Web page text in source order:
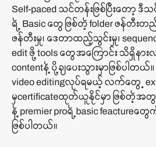
Self-paced သင်တန်းဖြစ်ပြီးတော့ ဒီသ
ရဲ့ Basic တွေ ဖြစ်တဲ့ folder ဖန်တီးတ
ဖန်တီးမှု၊ ဒေတာထည့်သွင်းမှု၊
edit ဖို့ tools တွေအကြောင်း သိရှိနား
contentနဲ့ ပို့ချပေးသွားမှာဖြစ်ပ
video editingလုပ်ရမယ့် လက်တွေ့
မှcertificateထုတ်ယူနိုင်မှာ ဖြစ်တဲ့အတွက်
နဲ့ premier proရဲ့basic feactureတွ
ဖြစ်ပါတယ်။